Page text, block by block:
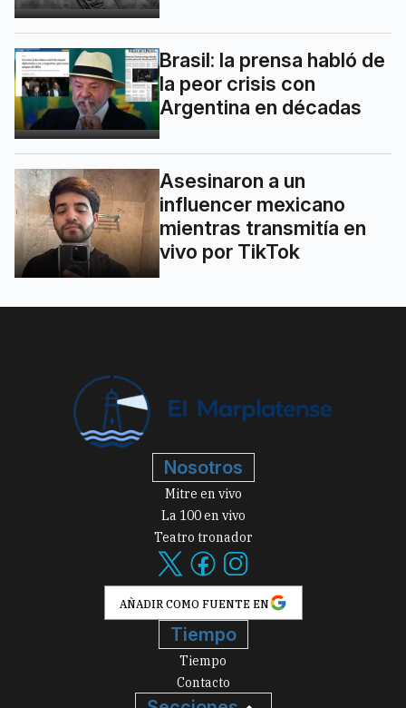
Brasil: la prensa habló de
la peor crisis con
Argentina en décadas
Asesinaron a un
influencer mexicano
mientras transmitía en
vivo por TikTok
Nosotros
Mitre en vivo
La 100 en vivo
Teatro tronador
AÑADIR COMO FUENTE EN
Tiempo
Tiempo
Contacto